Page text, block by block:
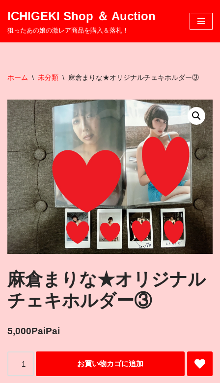
コ
ツ
キ
ッ
プ
ICHIGEKI Shop ＆ Auction
狙ったあの娘の激レア商品を購入＆落札！
ホーム \ 未分類 \ 麻倉まりな★オリジナルチェキホルダー③
麻倉まりな★オリジナル
チェキホルダー③
5,000PaiPai
お買い物カゴに追加